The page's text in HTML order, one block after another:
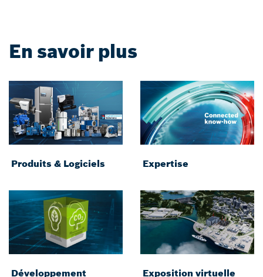
En savoir plus
Produits & Logiciels Expertise
Développement Exposition virtuelle